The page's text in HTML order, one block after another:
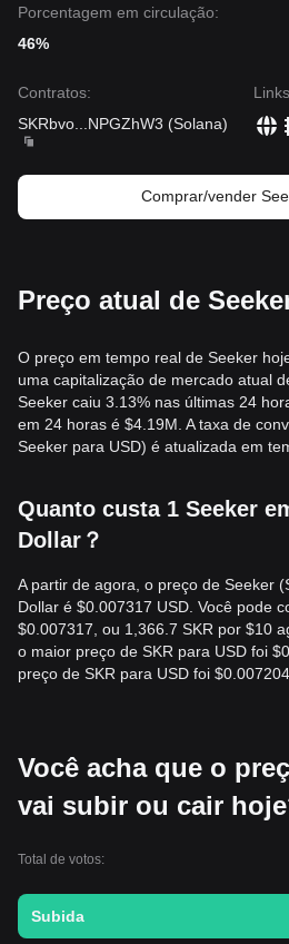
Porcentagem em circulação:
46%
Contratos:
SKRbvo
NPGZhW3 (Solana)
Links
Comprar/vender
Preço atual de
O preço em tempo real de Seeker
uma capitalização de mercado atual
Seeker caiu 3.13% nas últimas 24
em 24 horas é $4.19M. A taxa de
Seeker para USD) é atualizada em
Quanto custa 1 Seeker
Dollar？
A partir de agora, o preço de Seeker
Dollar é $0.007317 USD. Você pode
$0.007317, ou 1,366.7 SKR por $10
o maior preço de SKR para USD foi
preço de SKR para USD foi
Você acha que o
vai subir ou cair
Total de votos:
Subida